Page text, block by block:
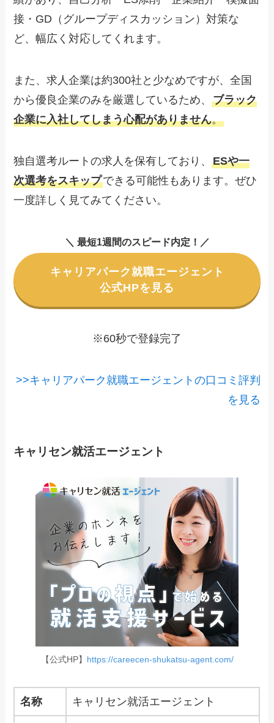
接・GD（グループディスカッション）対策な
ど、幅広く対応してくれます。
また、求人企業は約300社と少なめですが、全国
から優良企業のみを厳選しているため、ブラック
企業に入社してしまう心配がありません。
独自選考ルートの求人を保有しており、ESや一
次選考をスキップできる可能性もあります。ぜひ
一度詳しく見てみてください。
＼ 最短1週間のスピード内定！／
キャリアパーク就職エージェント
公式HPを見る
※60秒で登録完了
>>キャリアパーク就職エージェントの口コミ評判
を見る
キャリセン就活エージェント
【公式HP】 https://careecen-shukatsu-agent.com/
名称 キャリセン就活エージェント